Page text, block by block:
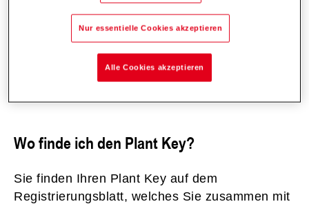
Alternativ können Sie denPlant Keymanuell
Wo finde ich den Plant Key?
Sie finden Ihren Plant Key auf dem
Registrierungsblatt, welches Sie zusammen mit
Nur essentielle Cookies akzeptieren
Alle Cookies akzeptieren